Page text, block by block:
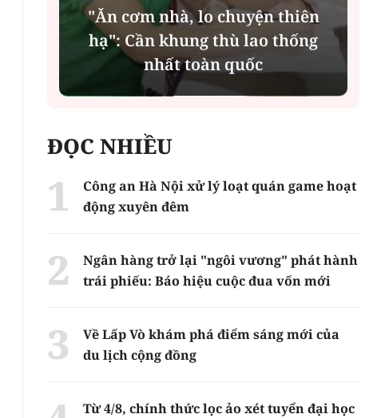
"Ăn cơm nhà, lo chuyện thiên
hạ": Cần khung thù lao thống
nhất toàn quốc
ĐỌC NHIỀU
Công an Hà Nội xử lý loạt quán game hoạt
động xuyên đêm
Ngân hàng trở lại "ngôi vương" phát hành
trái phiếu: Báo hiệu cuộc đua vốn mới
Về Lấp Vò khám phá điểm sáng mới của
du lịch cộng đồng
Từ 4/8, chính thức lọc ảo xét tuyển đại học